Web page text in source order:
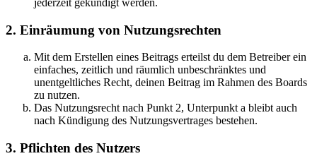
2. Einräumung von Nutzungsrechten
Mit dem Erstellen eines Beitrags erteilst du dem Betreiber ein
einfaches, zeitlich und räumlich unbeschränktes und
unentgeltliches Recht, deinen Beitrag im Rahmen des Boards
zu nutzen.
Das Nutzungsrecht nach Punkt 2, Unterpunkt a bleibt auch
nach Kündigung des Nutzungsvertrages bestehen.
3. Pflichten des Nutzers